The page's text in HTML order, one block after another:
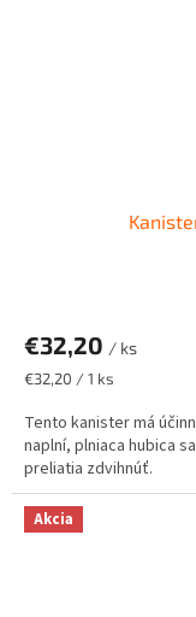
€32,20 / ks
Jednotková
€32,20 / 1 ks
Tento kanister má
naplní, plniaca hubica
preliatia zdvihnúť.
Akcia